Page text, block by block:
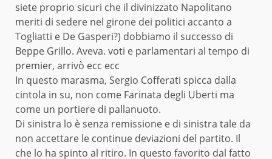
siete proprio sicuri che il divinizzato Napolitano
meriti di sedere nel girone dei politici accanto a
Togliatti e De Gasperi?) dobbiamo il successo di
Beppe Grillo. Aveva. voti e parlamentari al tempo di
premier, arrivò ecc ecc
In questo marasma, Sergio Cofferati spicca dalla
cintola in su, non come Farinata degli Uberti ma
come un portiere di pallanuoto.
Di sinistra lo è senza remissione e di sinistra tale da
non accettare le continue deviazioni del partito. Il
che lo ha spinto al ritiro. In questo favorito dal fatto